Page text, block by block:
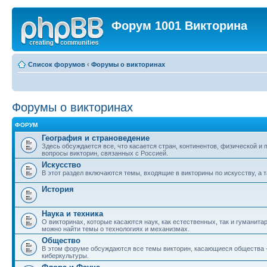
Форум 1001 Викторина
Список форумов ‹ Форумы о викторинах
Форумы о викторинах
ФОРУМ
География и страноведение
Здесь обсуждается все, что касается стран, континентов, физической
вопросы викторин, связанных с Россией.
Искусство
В этот раздел включаются темы, входящие в викторины по искусству, а
История
Наука и техника
О викторинах, которые касаются наук, как естественных, так и
можно найти темы о технологиях и механизмах.
Общество
В этом форуме обсуждаются все темы викторин, касающиеся общества -
киберкультуры.